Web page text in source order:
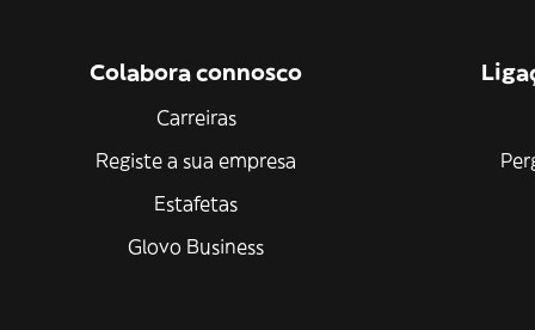
Colabora connosco
Carreiras
Registe a sua empresa
Estafetas
Glovo Business